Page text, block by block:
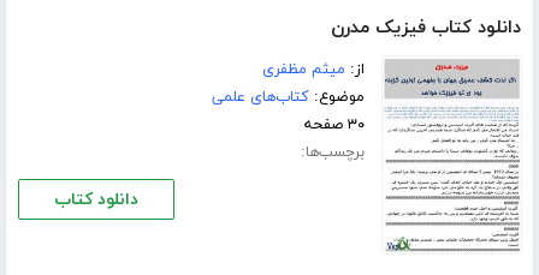
دانلود کتاب فیزیک مدرن
از: میثم مظفری
موضوع:کتاب‌های علمی
۳۰ صفحه
برچسب‌ها:
دانلود کتاب